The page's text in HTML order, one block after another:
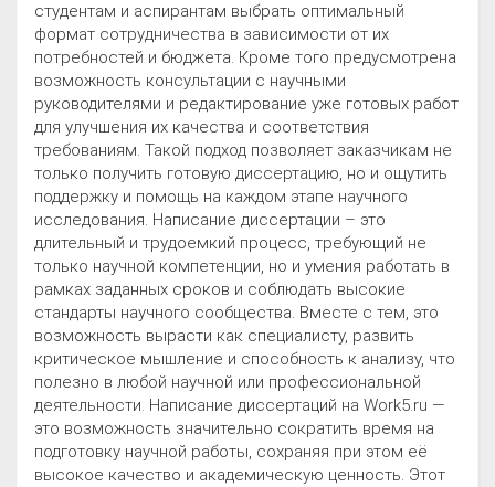
студентам и аспирантам выбрать оптимальный
формат сотрудничества в зависимости от их
потребностей и бюджета. Кроме того предусмотрена
возможность консультации с научными
руководителями и редактирование уже готовых работ
для улучшения их качества и соответствия
требованиям. Такой подход позволяет заказчикам не
только получить готовую диссертацию, но и ощутить
поддержку и помощь на каждом этапе научного
исследования. Написание диссертации – это
длительный и трудоемкий процесс, требующий не
только научной компетенции, но и умения работать в
рамках заданных сроков и соблюдать высокие
стандарты научного сообщества. Вместе с тем, это
возможность вырасти как специалисту, развить
критическое мышление и способность к анализу, что
полезно в любой научной или профессиональной
деятельности. Написание диссертаций на Work5.ru —
это возможность значительно сократить время на
подготовку научной работы, сохраняя при этом её
высокое качество и академическую ценность. Этот